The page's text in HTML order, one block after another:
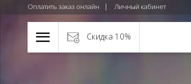
Оплатить заказ онлайн Личный кабинет
Скидка 10%